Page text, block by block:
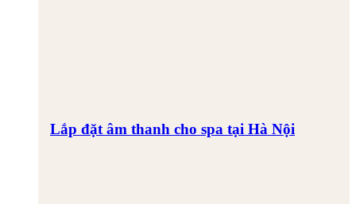
Lắp đặt âm thanh cho spa tại Hà Nội